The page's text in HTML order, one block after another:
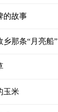
的故事
那条“月亮船”
玉米